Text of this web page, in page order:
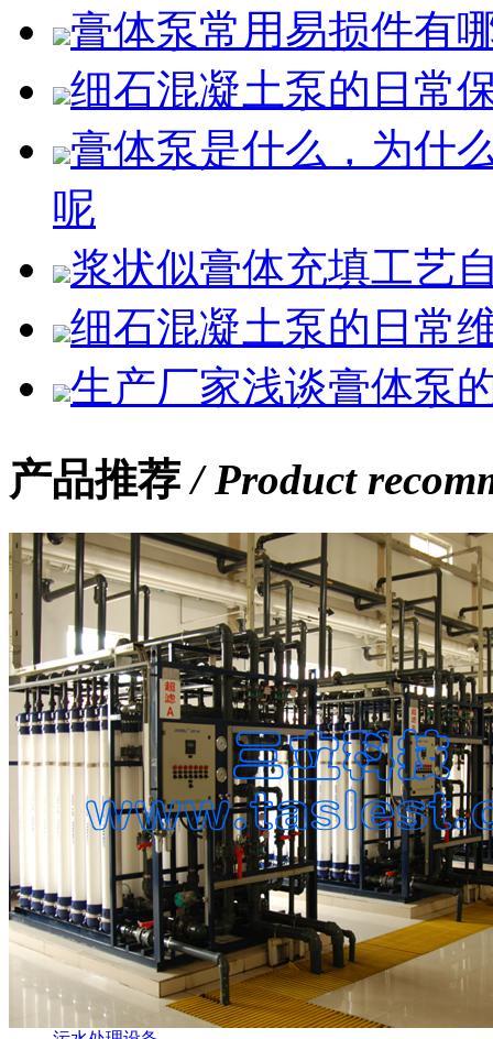
膏体泵常用易损件有
细石混凝土泵的日常
膏体泵是什么，为什
呢
浆状似膏体充填工艺
细石混凝土泵的日常
生产厂家浅谈膏体泵
产品推荐/ Product